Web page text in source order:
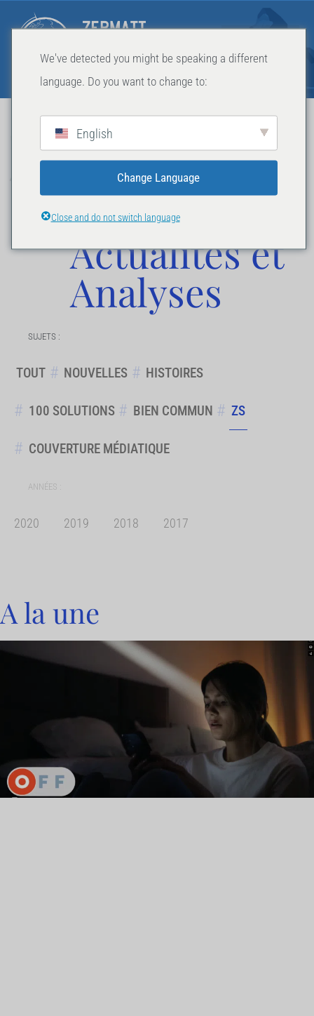
Zermatt
Summit
Actualités et
Analyses
SUJETS :
TOUT NOUVELLES HISTOIRES
100 SOLUTIONS BIEN COMMUN ZS
COUVERTURE MÉDIATIQUE
ANNÉES :
2020 2019 2018 2017
A la une
We've detected you might be speaking a different
language. Do you want to change to:
English
Change Language
Close and do not switch language